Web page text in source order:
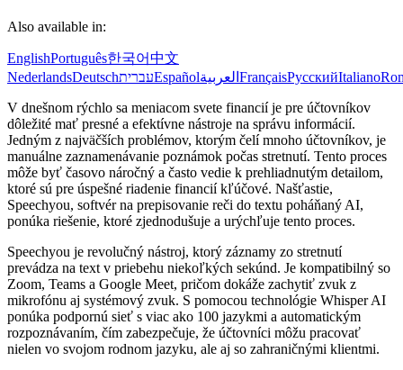
Also available in:
EnglishPortuguês한국어中文
NederlandsDeutschעבריתEspañolالعربية FrançaisРусскийItaliano
V dnešnom rýchlo sa meniacom svete financií je pre účtovníkov
dôležité mať presné a efektívne nástroje na správu informácií.
Jedným z najväčších problémov, ktorým čelí mnoho účtovníkov, je
manuálne zaznamenávanie poznámok počas stretnutí. Tento proces
môže byť časovo náročný a často vedie k prehliadnutým detailom,
ktoré sú pre úspešné riadenie financií kľúčové. Našťastie,
Speechyou, softvér na prepisovanie reči do textu poháňaný AI,
ponúka riešenie, ktoré zjednodušuje a urýchľuje tento proces.
Speechyou je revolučný nástroj, ktorý záznamy zo stretnutí
prevádza na text v priebehu niekoľkých sekúnd. Je kompatibilný so
Zoom, Teams a Google Meet, pričom dokáže zachytiť zvuk z
mikrofónu aj systémový zvuk. S pomocou technológie Whisper AI
ponúka podpornú sieť s viac ako 100 jazykmi a automatickým
rozpoznávaním, čím zabezpečuje, že účtovníci môžu pracovať
nielen vo svojom rodnom jazyku, ale aj so zahraničnými klientmi.